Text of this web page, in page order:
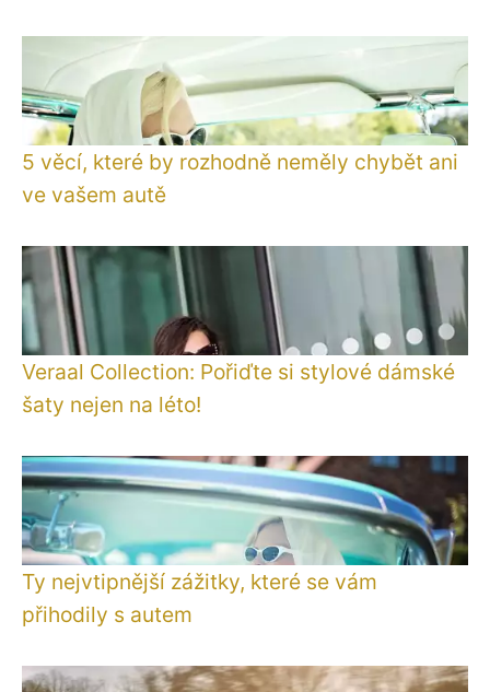
5 věcí, které by rozhodně neměly chybět ani
ve vašem autě
Veraal Collection: Pořiďte si stylové dámské
šaty nejen na léto!
Ty nejvtipnější zážitky, které se vám
přihodily s autem